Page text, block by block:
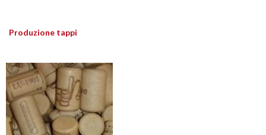
Produzione tappi